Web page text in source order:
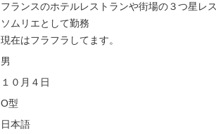
フランスのホテルレストランや街場の３つ星レ
ソムリエとして勤務
現在はフラフラしてます。
男
１０月４日
O型
日本語